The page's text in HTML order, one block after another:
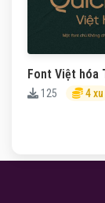
Font Việt hóa
125 4 xu